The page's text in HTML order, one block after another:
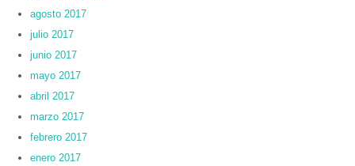
agosto 2017
julio 2017
junio 2017
mayo 2017
abril 2017
marzo 2017
febrero 2017
enero 2017